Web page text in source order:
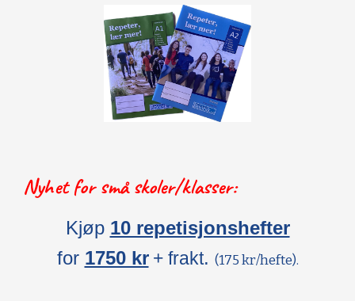
Nyhet for små skoler/klasser:
Kjøp 10 repetisjonshefter
for 1750 kr + frakt. (175 kr/hefte).